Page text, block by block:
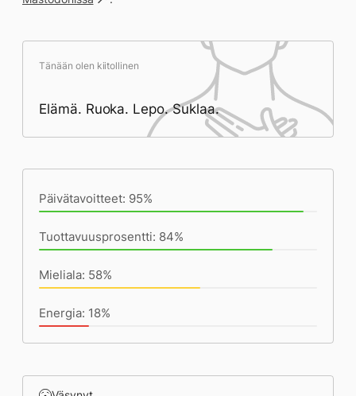
Tänään olen kiitollinen
Elämä. Ruoka. Lepo. Suklaa.
Päivätavoitteet: 95%
Tuottavuusprosentti: 84%
Mieliala: 58%
Energia: 18%